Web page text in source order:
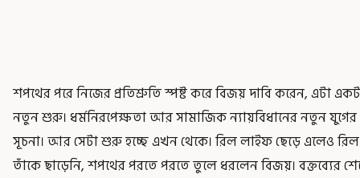
শপথের পরে নিজের প্রতিশ্রুতি স্পষ্ট করে বিজয় দাবি করেন, এটা
নতুন শুরু। ধর্মনিরপেক্ষতা আর সামাজিক ন্যায়বিধানের নতুন যুগের
সূচনা। আর সেটা শুরু হচ্ছে এখন থেকে। রিল লাইফ ছেড়ে এলেও
তাঁকে ছাড়েনি, শপথের পরতে পরতে তুলে ধরলেন বিজয়। বক্তব্যের